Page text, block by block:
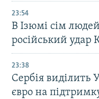
23:54
В Ізюмі сім
російський
23:38
Сербія виділить
євро на